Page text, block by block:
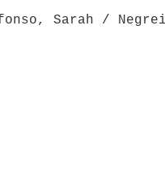
Negreiros, José